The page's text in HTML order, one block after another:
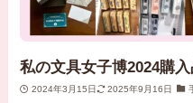
私の文具女子博2024購
2024年3月15日 2025年9月16日